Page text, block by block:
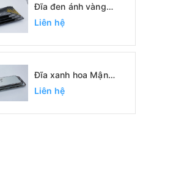
Đĩa đen ánh vàng
SC0422, SC0389,
SC0390, SC0391
Liên hệ
Đĩa xanh hoa Mận
SC1093, SC1094,
SC1095
Liên hệ